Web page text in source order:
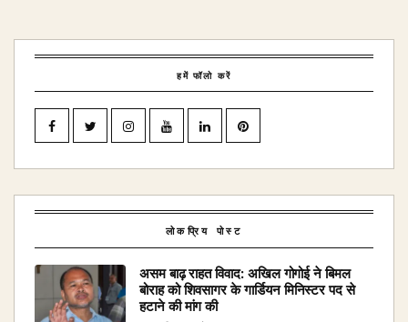
हमें फॉलो करें
लोकप्रिय पोस्ट
असम बाढ़ राहत विवाद: अखिल गोगोई ने बिमल
बोराह को शिवसागर के गार्डियन मिनिस्टर पद से
हटाने की मांग की